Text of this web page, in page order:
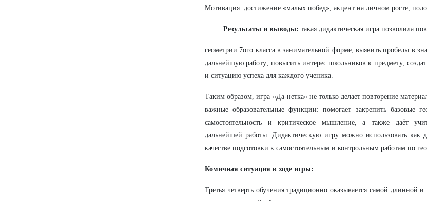
Мотивация: достижение «малых побед», акцент на личном росте,
Результаты и выводы: такая дидактическая игра позволила
геометрии 7ого класса в занимательной форме; выявить пробелы в
дальнейшую работу; повысить интерес школьников к предмету;
и ситуацию успеха для каждого ученика.
Таким образом, игра «Да-нетка» не только делает повторение
важные образовательные функции: помогает закрепить базовые
самостоятельность и критическое мышление, а также даёт
дальнейшей работы. Дидактическую игру можно использовать как
качестве подготовки к самостоятельным и контрольным работам по
Комичная ситуация в ходе игры:
Третья четверть обучения традиционно оказывается самой длинной